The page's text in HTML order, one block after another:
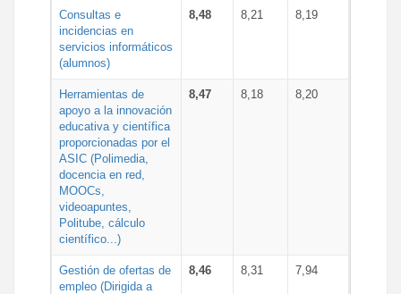
Consultas e
incidencias en
servicios informáticos
(alumnos)
8,48 8,21 8,19
Herramientas de
apoyo a la innovación
educativa y científica
proporcionadas por el
ASIC (Polimedia,
docencia en red,
MOOCs,
videoapuntes,
Politube, cálculo
científico...)
8,47 8,18 8,20
Gestión de ofertas de
empleo (Dirigida a
8,46 8,31 7,94